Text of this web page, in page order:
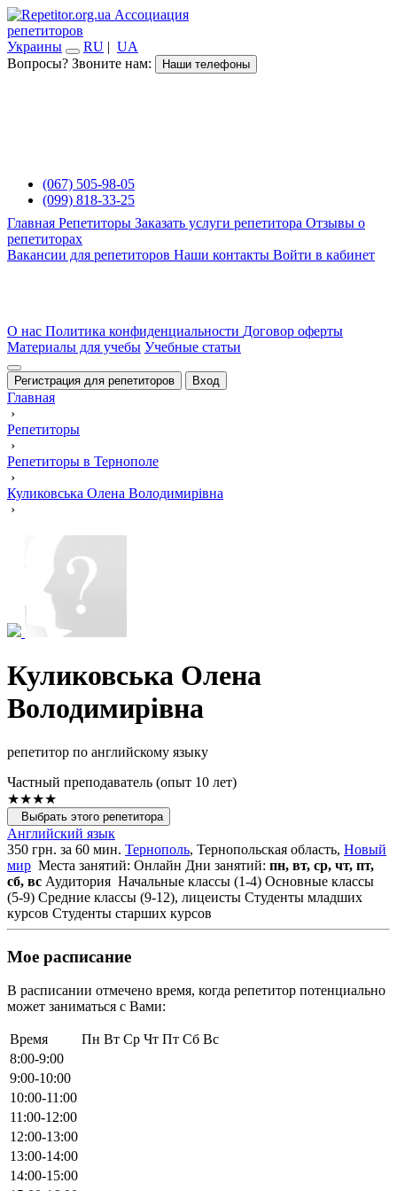
Ассоциация
репетиторов
Украины
RU | UA
Вопросы? Звоните нам:
Наши телефоны
(067) 505-98-05
(099) 818-33-25
Главная Репетиторы Заказать услуги репетитора Отзывы о
репетиторах
Вакансии для репетиторов Наши контакты Войти в кабинет
О нас Политика конфиденциальности Договор оферты
Материалы для учебы Учебные статьи
Регистрация для репетиторов Вход
Главная
›
Репетиторы
›
Репетиторы в Тернополе
›
Куликовська Олена Володимирівна
›
Куликовська Олена
Володимирівна
репетитор по английскому языку
Частный преподаватель (опыт 10 лет)
★★★★
Выбрать этого репетитора
Английский язык
350 грн. за 60 мин. Тернополь, Тернопольская область, Новый
мир Места занятий: Онлайн Дни занятий: пн, вт, ср, чт, пт,
сб, вс Аудитория Начальные классы (1-4) Основные классы
(5-9) Средние классы (9-12), лицеисты Студенты младших
курсов Студенты старших курсов
Мое расписание
В расписании отмечено время, когда репетитор потенциально
может заниматься с Вами:
Время Пн Вт Ср Чт Пт Сб Вс
8:00-9:00
9:00-10:00
10:00-11:00
11:00-12:00
12:00-13:00
13:00-14:00
14:00-15:00